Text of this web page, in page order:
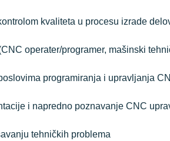
kvaliteta u procesu izrade
operater/programer, mašinski
programiranja i upravljanja
i napredno poznavanje CNC
tehničkih problema